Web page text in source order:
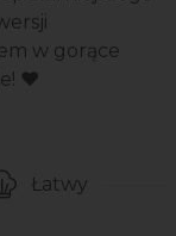
w gorące
❤️
Łatwy